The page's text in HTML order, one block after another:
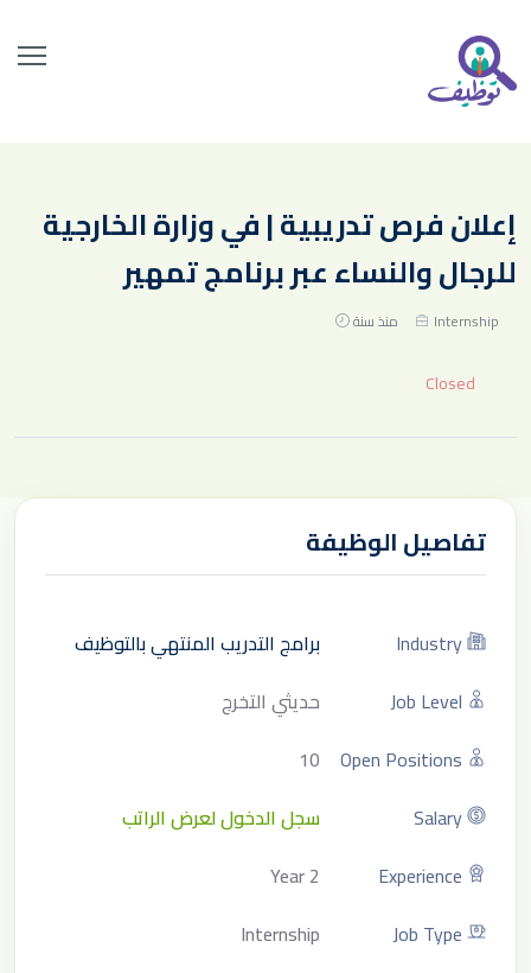
إعلان فرص تدريبية | في وزارة الخارجية
للرجال والنساء عبر برنامج تمهير
Internship منذ سنة
Closed
تفاصيل الوظيفة
Industry
برامج التدريب المنتهي بالتوظيف
Job Level
حديثي التخرج
Open Positions
10
Salary
سجل الدخول لعرض الراتب
Experience
2 Year
Job Type
Internship